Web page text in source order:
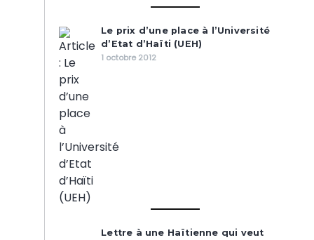
Le prix d’une place à l’Université
d’Etat d’Haïti (UEH)
1 octobre 2012
Lettre à une Haïtienne qui veut